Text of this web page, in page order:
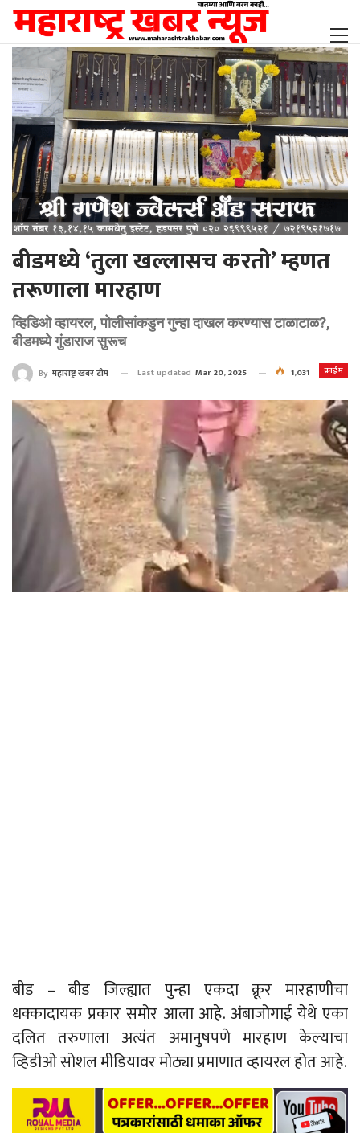
बीडमध्ये ‘तुला खल्लासच करतो’ म्हणत
तरूणाला मारहाण
व्हिडिओ व्हायरल, पोलीसांकडुन गुन्हा दाखल करण्यास टाळाटाळ?,
बीडमध्ये गुंडाराज सुरूच
क्राईम
By महाराष्ट्र खबर टीम Last updated Mar 20, 2025 1,031
बीड – बीड जिल्ह्यात पुन्हा एकदा क्रूर मारहाणीचा
धक्कादायक प्रकार समोर आला आहे. अंबाजोगाई येथे एका
दलित तरुणाला अत्यंत अमानुषपणे मारहाण केल्याचा
व्हिडीओ सोशल मीडियावर मोठ्या प्रमाणात व्हायरल होत आहे.